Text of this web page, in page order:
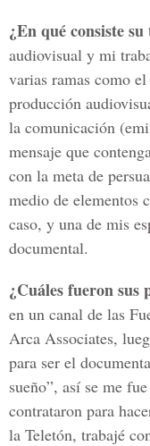
¿En qué consiste
audiovisual y mi
varias ramas como
producción
la comunicación
mensaje que
con la meta de
medio de elementos
caso, y una de mis
documental.
¿Cuáles fueron sus
en un canal de las
Arca Associates,
para ser el
sueño”, así se me
contrataron para
la Teletón, trabajé